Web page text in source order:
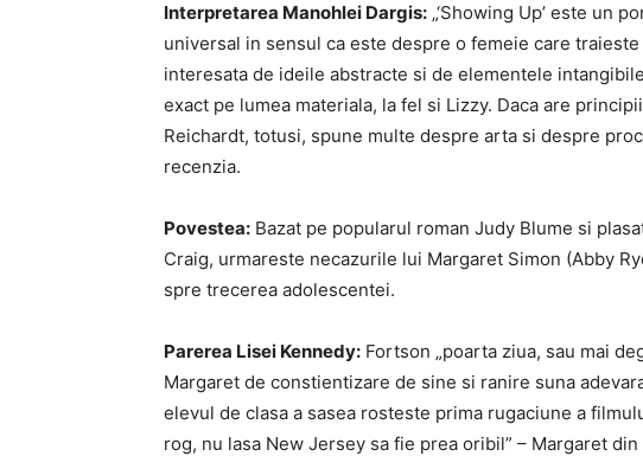
Interpretarea Manohlei Dargis: „‘Showing Up’ este un
universal in sensul ca este despre o femeie care
interesata de ideile abstracte si de elementele
exact pe lumea materiala, la fel si Lizzy. Daca are
Reichardt, totusi, spune multe despre arta si despre
recenzia.
Povestea: Bazat pe popularul roman Judy Blume si
Craig, urmareste necazurile lui Margaret Simon (Abby
spre trecerea adolescentei.
Parerea Lisei Kennedy: Fortson „poarta ziua, sau mai
Margaret de constientizare de sine si ranire suna
elevul de clasa a sasea rosteste prima rugaciune a
rog, nu lasa New Jersey sa fie prea oribil” – Margaret